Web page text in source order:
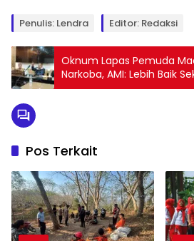
Penulis: Lendra Editor: Redaksi
Oknum Lapas Pemuda
Narkoba, AMI: Lebih Baik
Saja
Pos Terkait